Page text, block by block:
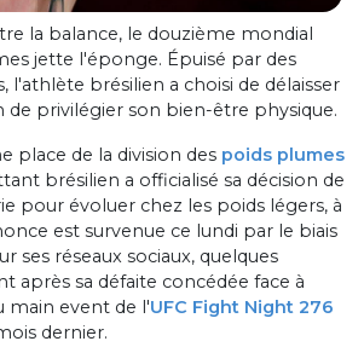
la balance, le douzième mondial
jette l'éponge. Épuisé par des
l'athlète brésilien a choisi de délaisser
de privilégier son bien-être physique.
place de la division des poids plumes
brésilien a officialisé sa décision de
pour évoluer chez les poids légers, à
est survenue ce lundi par le biais
ses réseaux sociaux, quelques
après sa défaite concédée face à
main event de l'UFC Fight Night 276
dernier.